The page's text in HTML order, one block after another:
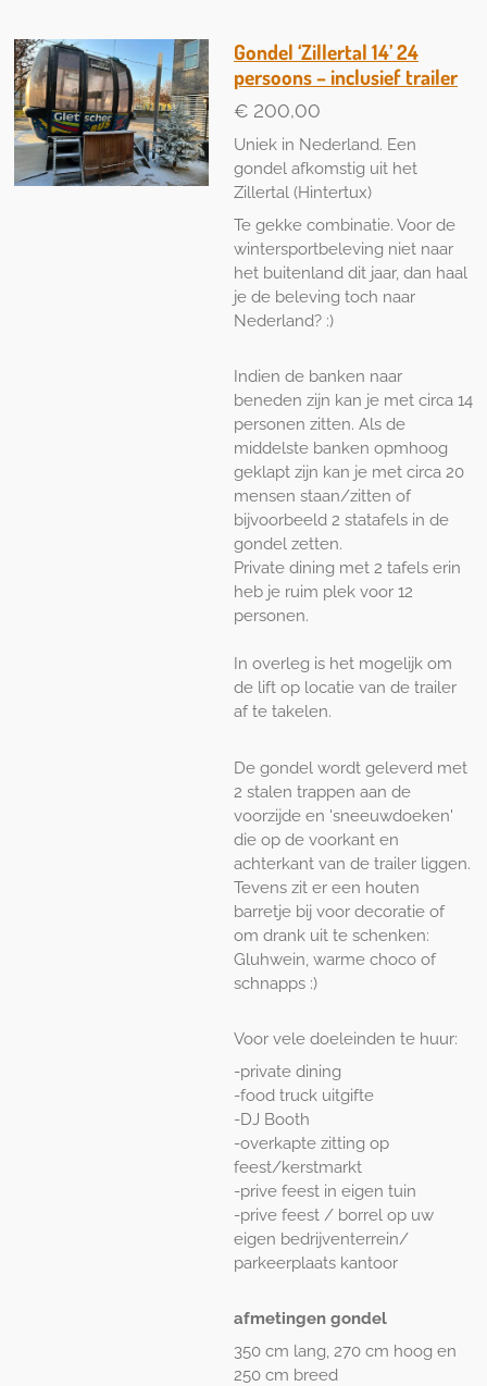
Gondel ‘Zillertal 14’ 24
persoons – inclusief trailer
€ 200,00
Uniek in Nederland. Een
gondel afkomstig uit het
Zillertal (Hintertux)
Te gekke combinatie. Voor de
wintersportbeleving niet naar
het buitenland dit jaar, dan haal
je de beleving toch naar
Nederland? :)
Indien de banken naar
beneden zijn kan je met circa 14
personen zitten. Als de
middelste banken opmhoog
geklapt zijn kan je met circa 20
mensen staan/zitten of
bijvoorbeeld 2 statafels in de
gondel zetten.
Private dining met 2 tafels erin
heb je ruim plek voor 12
personen.
In overleg is het mogelijk om
de lift op locatie van de trailer
af te takelen.
De gondel wordt geleverd met
2 stalen trappen aan de
voorzijde en 'sneeuwdoeken'
die op de voorkant en
achterkant van de trailer liggen.
Tevens zit er een houten
barretje bij voor decoratie of
om drank uit te schenken:
Gluhwein, warme choco of
schnapps :)
Voor vele doeleinden te huur:
-private dining
-food truck uitgifte
-DJ Booth
-overkapte zitting op
feest/kerstmarkt
-prive feest in eigen tuin
-prive feest / borrel op uw
eigen bedrijventerrein/
parkeerplaats kantoor
afmetingen gondel
350 cm lang, 270 cm hoog en
250 cm breed